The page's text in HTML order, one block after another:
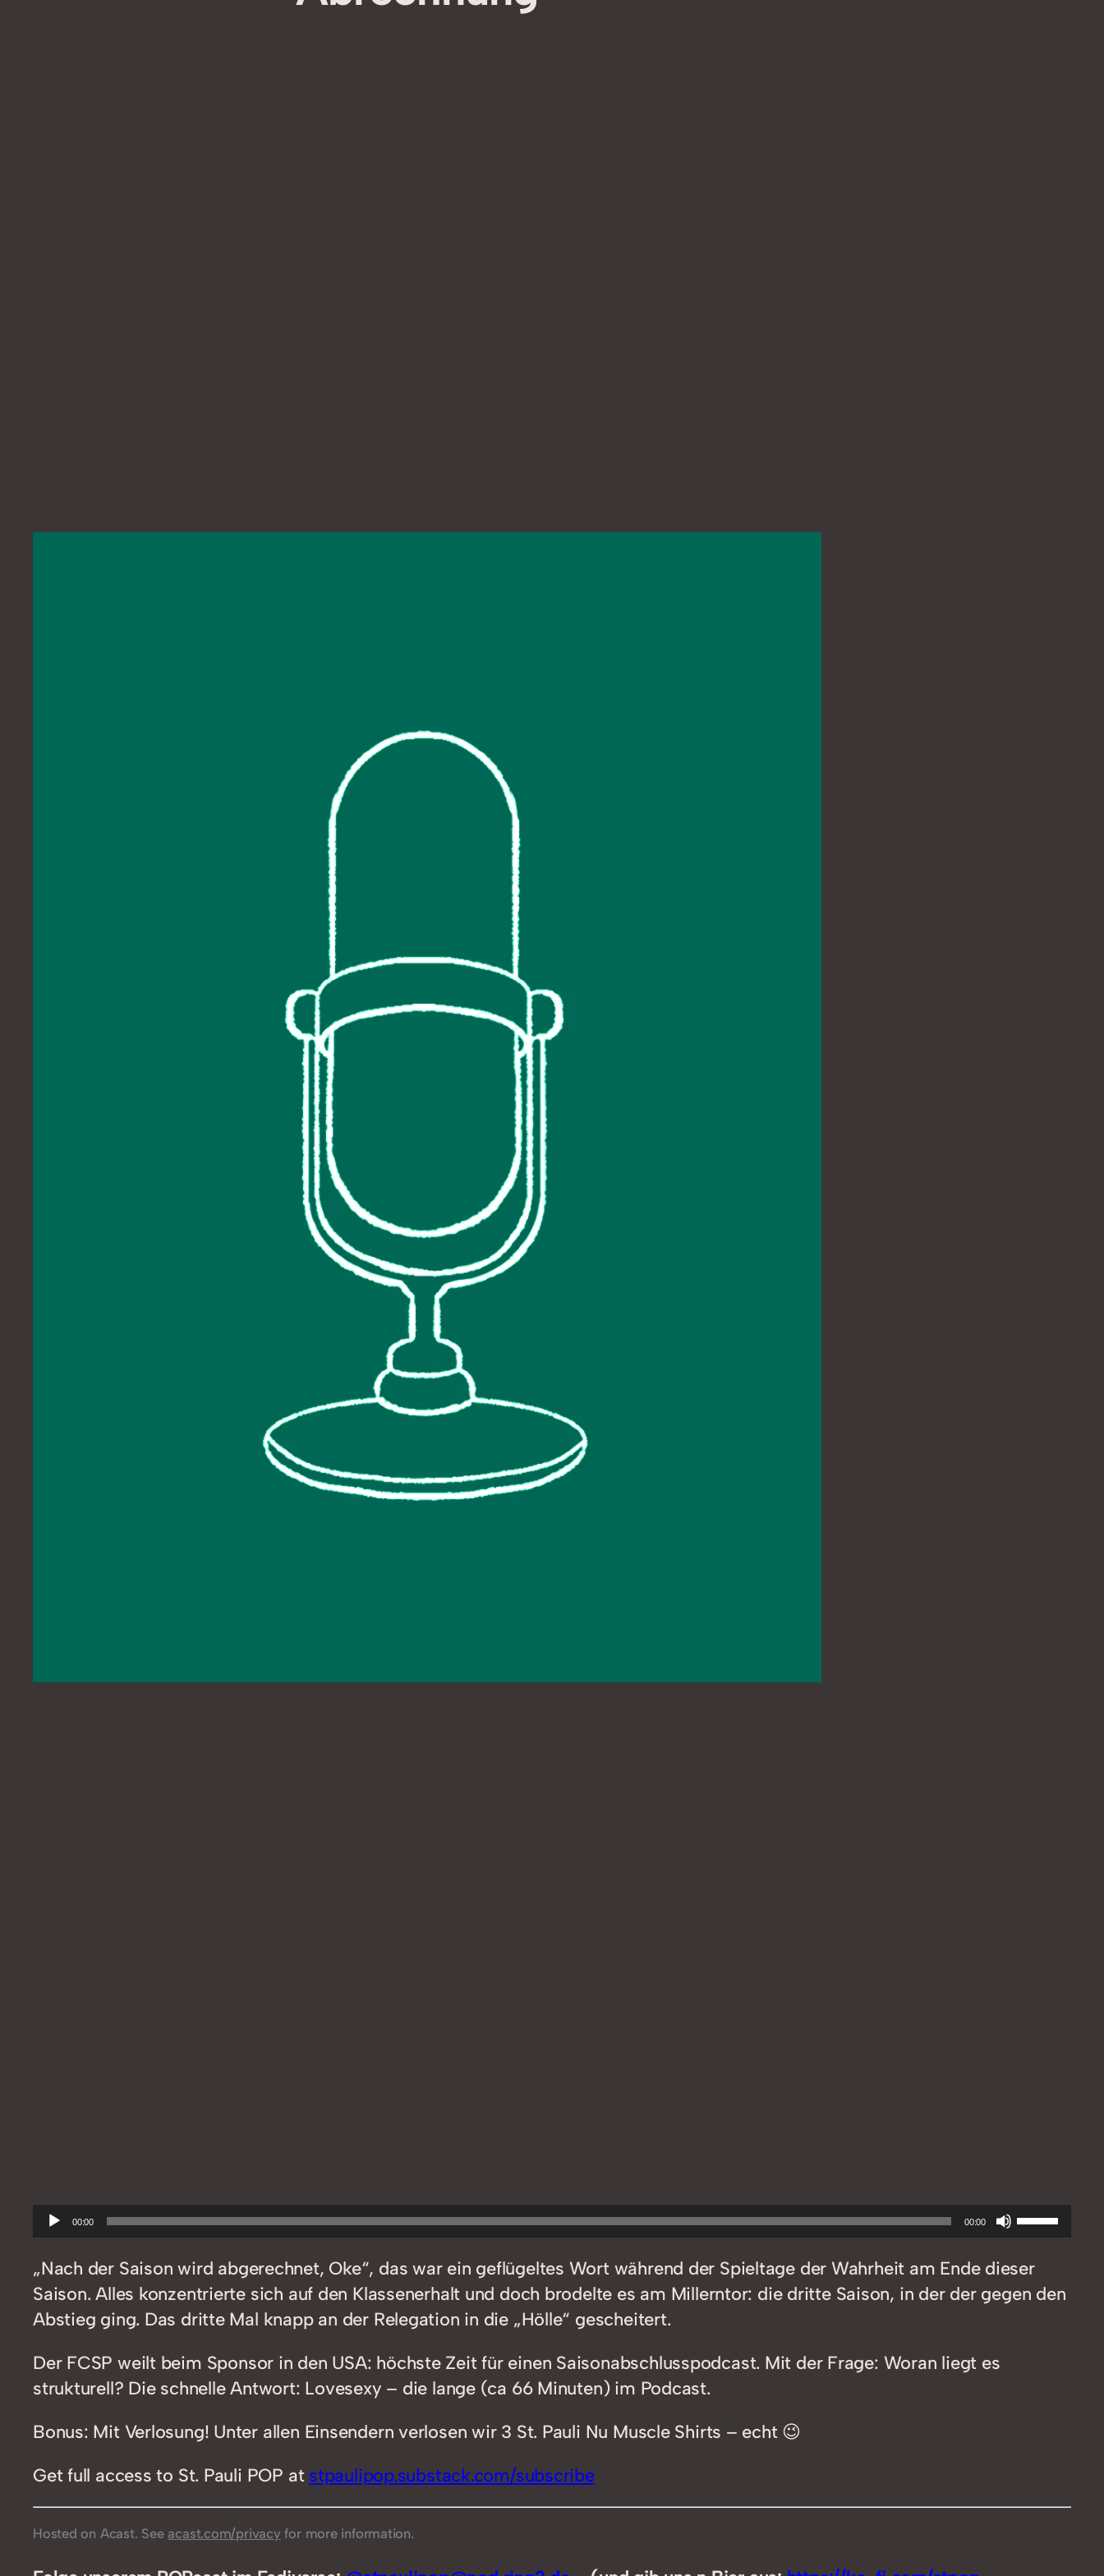
Audio-
Player
00:00 00:00
Pfeiltasten
Hoch/
benutzen,
um
„Nach der Saison wird abgerechnet, Oke“, das war ein geflügeltes Wort während der Spieltage der Wahrheit am Ende dieser
Saison. Alles konzentrierte sich auf den Klassenerhalt und doch brodelte es am Millerntor: die dritte Saison, in der der gegen den
Abstieg ging. Das dritte Mal knapp an der Relegation in die „Hölle“ gescheitert.
Der FCSP weilt beim Sponsor in den USA: höchste Zeit für einen Saisonabschlusspodcast. Mit der Frage: Woran liegt es
strukturell? Die schnelle Antwort: Lovesexy – die lange (ca 66 Minuten) im Podcast.
Bonus: Mit Verlosung! Unter allen Einsendern verlosen wir 3 St. Pauli Nu Muscle Shirts – echt 😉
Get full access to St. Pauli POP at stpaulipop.substack.com/subscribe
Hosted on Acast. See acast.com/privacy for more information.